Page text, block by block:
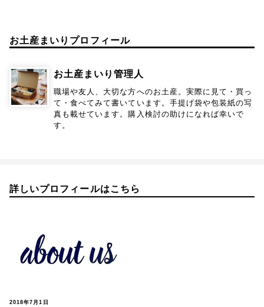
お土産まいりプロフィール
お土産まいり管理人
職場や友人、大切な方へのお土産。実際に見て・買っ
て・食べてみて書いています。手提げ袋や包装紙の写
真も載せています。購入検討の助けになれば幸いで
す。
詳しいプロフィールはこちら
2018年7月1日